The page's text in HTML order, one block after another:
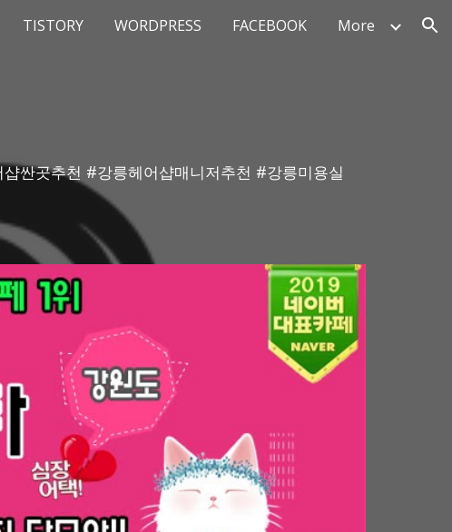
TISTORY WORDPRESS FACEBOOK More
싼곳추천 #강릉헤어샵매니저추천 #강릉미용실